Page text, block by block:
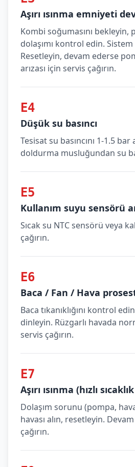
Aşırı ısınma emniyeti
Kombi soğumasını bekleyin,
dolaşımı kontrol edin. Sistem
Resetleyin, devam ederse
arızası için servis çağırın.
E4
Düşük su basıncı
Tesisat su basıncını 1-1.5
doldurma musluğundan su
E5
Kullanım suyu sensörü
Sıcak su NTC sensörü veya
çağırın.
E6
Baca / Fan / Hava
Baca tıkanıklığını kontrol
dinleyin. Rüzgarlı havada
servis çağırın.
E7
Aşırı ısınma (hızlı
Dolaşım sorunu (pompa, hava
havası alın, resetleyin.
çağırın.